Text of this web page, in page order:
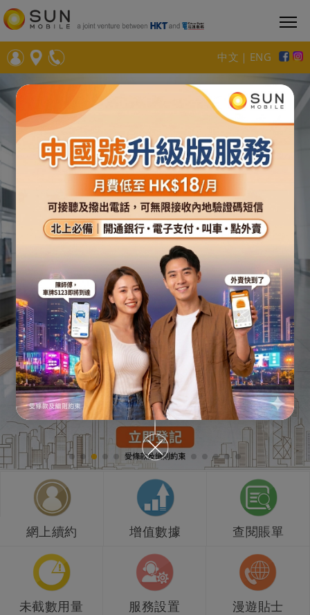
中文 ｜ ENG
網上續約 增值數據 查閱賬單
未截數用量 服務設置 漫遊貼士